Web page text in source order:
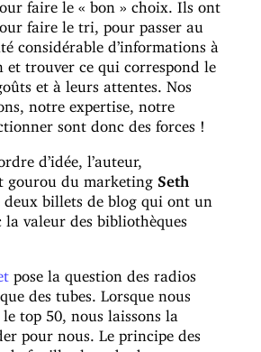
faire le « bon » choix. Ils ont
faire le tri, pour passer au
considérable d’informations à
et trouver ce qui correspond le
et à leurs attentes. Nos
notre expertise, notre
sont donc des forces !
d’idée, l’auteur,
gourou du marketing Seth
deux billets de blog qui ont un
la valeur des bibliothèques
pose la question des radios
des tubes. Lorsque nous
le top 50, nous laissons la
pour nous. Le principe des